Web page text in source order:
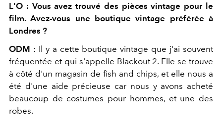
L'O : Vous avez trouvé des pièces vintage pour le
film. Avez-vous une boutique vintage préférée à
Londres ?
ODM : Il y a cette boutique vintage que j'ai souvent
fréquentée et qui s'appelle Blackout 2. Elle se trouve
à côté d'un magasin de fish and chips, et elle nous a
été d'une aide précieuse car nous y avons acheté
beaucoup de costumes pour hommes, et une des
robes.